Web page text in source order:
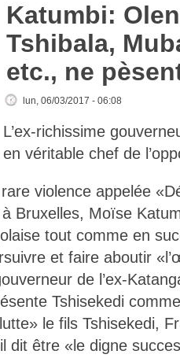
Katumbi:
Tshibala,
etc., ne
lun, 06/03/2017 - 06:08
L’ex-richissime
en véritable chef de
violence appelée
Bruxelles, Moïse
tout comme en
et faire aboutir
de l’ex-
Tshisekedi
le fils Tshisekedi,
dit être «le digne